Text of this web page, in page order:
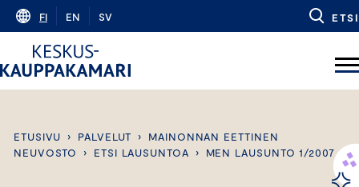
Skip
content
FI EN SV ETSI
ETUSIVU › PALVELUT ›
MAINONNAN EETTINEN
NEUVOSTO
› ETSI LAUSUNTOA › MEN LAUSUNTO 1/2007